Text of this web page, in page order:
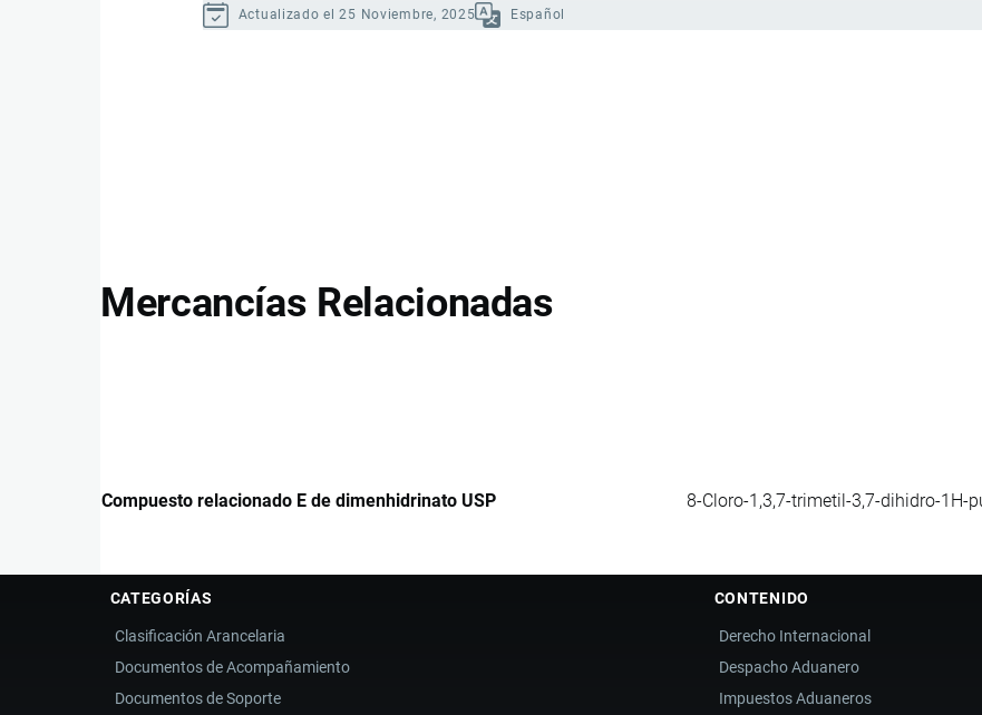
Actualizado el 25 Noviembre, 2025 Español
Mercancías Relacionadas
Compuesto relacionado E de dimenhidrinato USP 8-Cloro-1,3,7-trimetil-3,7-dihidro-1H-
CATEGORÍAS
Clasificación Arancelaria
Documentos de Acompañamiento
Documentos de Soporte
CONTENIDO
Derecho Internacional
Despacho Aduanero
Impuestos Aduaneros